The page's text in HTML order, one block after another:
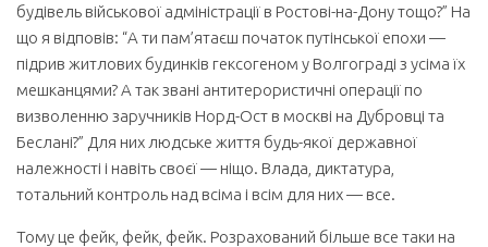
будівель військової адміністрації в Ростові-на-Дону тощо?” На
що я відповів: “А ти пам’ятаєш початок путінської епохи —
підрив житлових будинків гексогеном у Волгограді з усіма їх
мешканцями? А так звані антитерористичні операції по
визволенню заручників Норд-Ост в москві на Дубровці та
Беслані?” Для них людське життя будь-якої державної
належності і навіть своєї — ніщо. Влада, диктатура,
тотальний контроль над всіма і всім для них — все.
Тому це фейк, фейк, фейк. Розрахований більше все таки на